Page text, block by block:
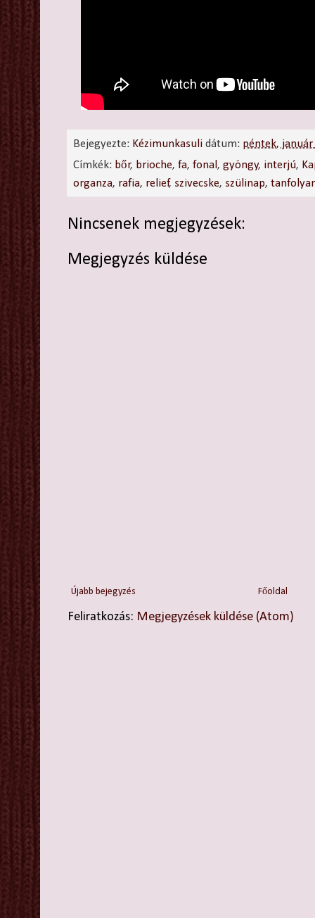
Bejegyezte: Kézimunkasuli dátum: péntek,
Címkék: bőr, brioche,fa,fonal ,gyöngy, interjú,
organza, rafia, relief, szivecske, szülinap,
Nincsenek megjegyzések:
Megjegyzés küldése
Újabb bejegyzés Főoldal
Feliratkozás: Megjegyzések küldése (Atom)